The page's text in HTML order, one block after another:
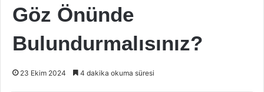
Göz Önünde
Bulundurmalısınız?
23 Ekim 2024 4 dakika okuma süresi